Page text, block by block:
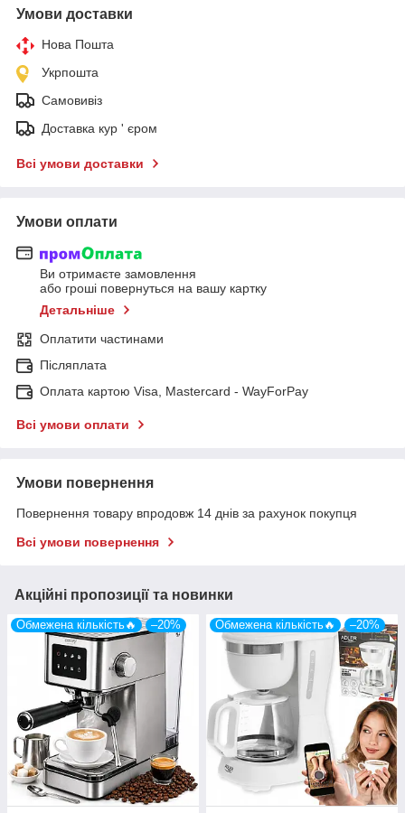
Умови доставки
Нова Пошта
Укрпошта
Самовивіз
Доставка кур ' єром
Всі умови доставки
Умови оплати
Ви отримаєте замовлення
або гроші повернуться на вашу картку
Детальніше
Оплатити частинами
Післяплата
Оплата картою Visa, Mastercard - WayForPay
Всі умови оплати
Умови повернення
Повернення товару впродовж 14 днів за рахунок покупця
Всі умови повернення
Акційні пропозиції та новинки
Обмежена кількість🔥 –20% Обмежена кількість🔥 –20%